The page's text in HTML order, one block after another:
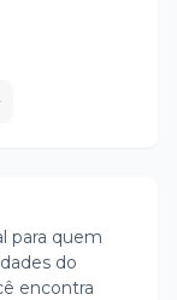
para quem
do
encontra